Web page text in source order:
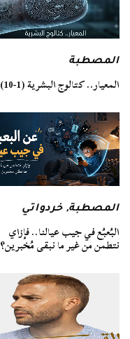
المصطبة
المعيار.. كتالوج البشرية (1-10)
المصطبة,خردواتي
البُعبُع في جيب عيالنا.. فإزاي
نتطمن من غير ما نبقى مُخبرين؟